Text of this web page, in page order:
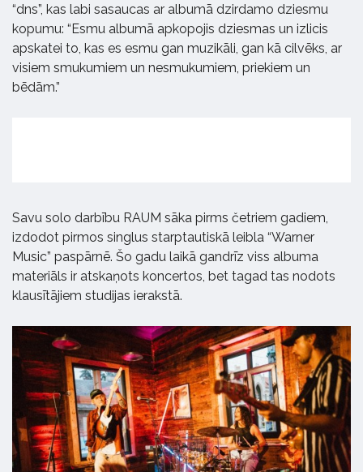
“dns”, kas labi sasaucas ar albumā dzirdamo dziesmu
kopumu: “Esmu albumā apkopojis dziesmas un izlicis
apskatei to, kas es esmu gan muzikāli, gan kā cilvēks, ar
visiem smukumiem un nesmukumiem, priekiem un
bēdām.”
Savu solo darbību RAUM sāka pirms četriem gadiem,
izdodot pirmos singlus starptautiskā leibla “Warner
Music” paspārnē. Šo gadu laikā gandrīz viss albuma
materiāls ir atskaņots koncertos, bet tagad tas nodots
klausītājiem studijas ierakstā.